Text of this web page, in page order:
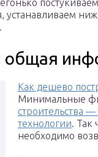
устанавливаем
общая
Как дешево
Минимальные
строительства
технологии. Так
необходимо